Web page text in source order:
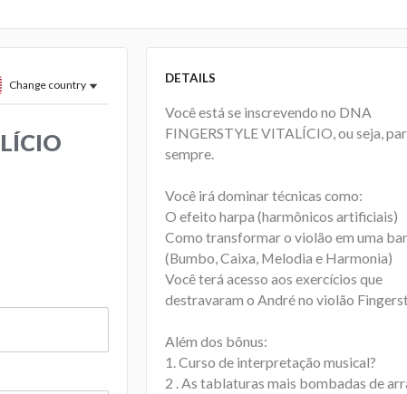
Change country DETAILS
Você está se inscrevendo no DNA
FINGERSTYLE VITALÍCIO, ou seja,
sempre.
Você irá dominar técnicas como:
O efeito harpa (harmônicos artificiais)
Como transformar o violão em uma
(Bumbo, Caixa, Melodia e Harmonia)
Você terá acesso aos exercícios que
destravaram o André no violão
Além dos bônus:
1. Curso de interpretação musical?
2 . As tablaturas mais bombadas de